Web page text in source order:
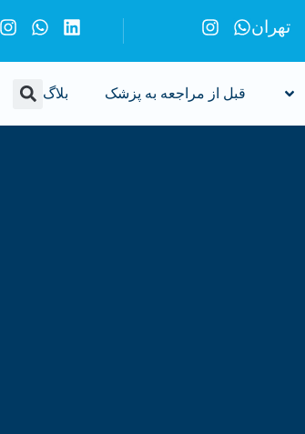
تهران
قبل از مراجعه به پزشک بلاگ